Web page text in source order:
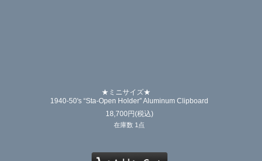
★ミニサイズ★
1940-50's “Sta-Open Holder” Aluminum Clipboard
18,700円(税込)
在庫数 1点